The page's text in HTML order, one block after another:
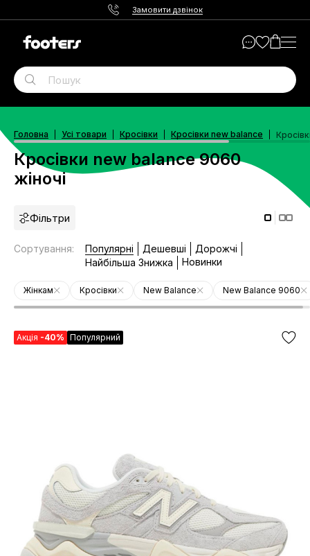
Замовити дзвінок
Головна Усі товари Кросівки Кросівки new balance
Кросівки new balance 9060
жіночі
Фільтри
Сортування: Популярні Дешевші
Дорожчі
Найбільша Знижка
Новинки
Жінкам Кросівки New Balance New Balance 9060
Акція -40% Популярний